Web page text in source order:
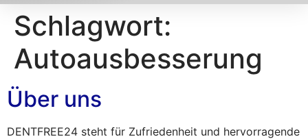
Schlagwort:
Autoausbesserung
Über uns
DENTFREE24 steht für Zufriedenheit und hervorragende